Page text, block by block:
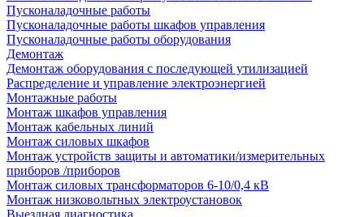
Пусконаладочные работы
Пусконаладочные работы шкафов управления
Пусконаладочные работы оборудования
Демонтаж
Демонтаж оборудования с последующей утилизацией
Распределение и управление электроэнергией
Монтажные работы
Монтаж шкафов управления
Монтаж кабельных линий
Монтаж силовых шкафов
Монтаж устройств защиты и автоматики/измерительных
приборов /приборов
Монтаж силовых трансформаторов 6-10/0,4 кВ
Монтаж низковольтных электроустановок
Выездная диагностика